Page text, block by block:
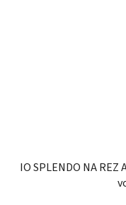
IO SPLENDO NA